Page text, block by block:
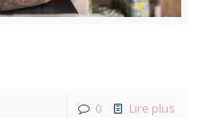
0 Lire plus